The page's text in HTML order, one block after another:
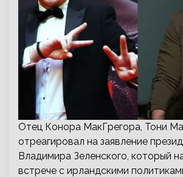
Отец Конора МакГрегора, Тони
отреагировал на заявление
Владимира Зеленского, который
встрече с ирландскими